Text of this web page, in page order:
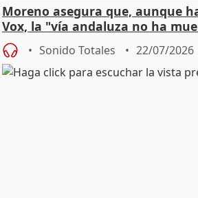
Moreno asegura que, aunque
Vox, la "vía andaluza no ha
"cambiar"
Sonido Totales 22/07/2026